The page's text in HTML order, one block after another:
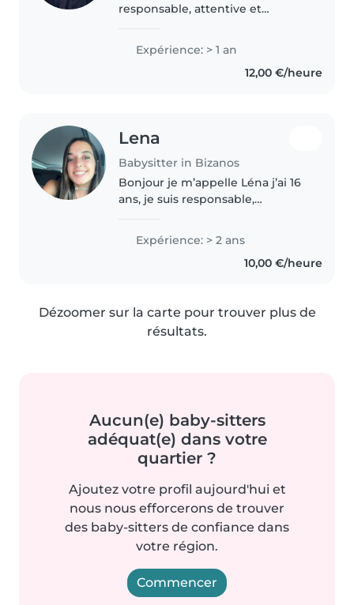
responsable, attentive et
d'expérience en garde d'enfants.
J'ai une formation en premier
bac professionnel métiers de
Expérience: > 1 an
12,00 €/heure
Lena
Babysitter in Bizanos
Bonjour je m’appelle Léna j’ai 16
ans, je suis responsable,
enfants de tous les âges, des
tout-petits aux adolescents...
Expérience: > 2 ans
10,00 €/heure
Dézoomer sur la carte pour trouver plus de
résultats.
Aucun(e) baby-sitters
adéquat(e) dans votre
quartier ?
Ajoutez votre profil aujourd'hui et
nous nous efforcerons de trouver
des baby-sitters de confiance dans
votre région.
Commencer